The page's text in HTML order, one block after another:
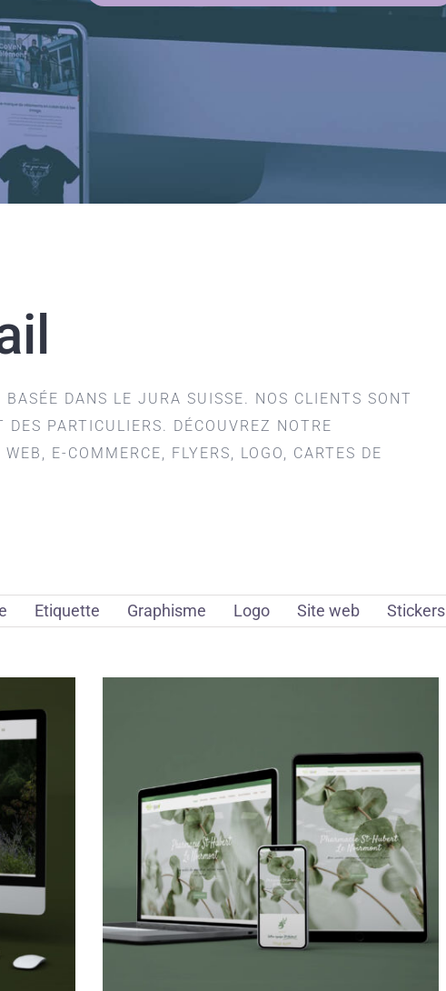
DANS LE JURA SUISSE. NOS CLIENTS SONT
PARTICULIERS. DÉCOUVREZ NOTRE
E-COMMERCE, FLYERS, LOGO, CARTES DE
Etiquette Graphisme Logo Site web Stickers